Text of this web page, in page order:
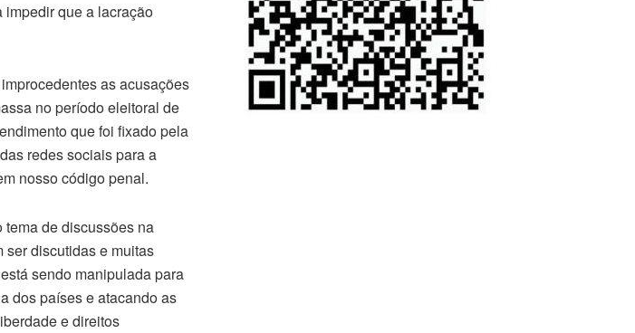
impedir que a lacração
as acusações
no período eleitoral de
que foi fixado pela
redes sociais para a
nosso código penal.
tema de discussões na
ser discutidas e muitas
sendo manipulada para
dos países e atacando as
e direitos